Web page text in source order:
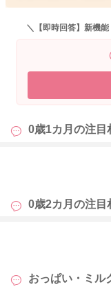
トータル量が賄える
ることもあります。
低血糖、脱水予防の
いただけるといいと
よかったら参考にな
どうぞよろしくお願い
＼【即時回答】新機
0歳1カ月の注目
0歳2カ月の注目
おっぱい・ミル